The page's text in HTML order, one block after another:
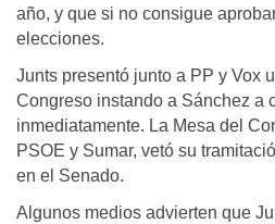
año, y que si no consigue
elecciones.
Junts presentó junto a PP y Vox
Congreso instando a Sánchez a
inmediatamente. La Mesa del
PSOE y Sumar, vetó su
en el Senado.
Algunos medios advierten que